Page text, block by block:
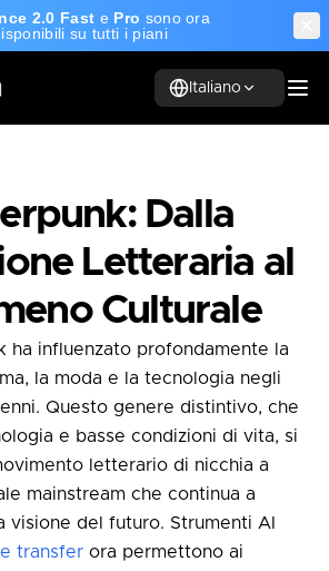
2.0 Fast e Pro sono ora
su tutti i piani
Italiano
Dalla
Letteraria al
Culturale
ha influenzato profondamente la
la moda e la tecnologia negli
Questo genere distintivo, che
e basse condizioni di vita, si
letterario di nicchia a
mainstream che continua a
visione del futuro. Strumenti AI
transfer ora permettono ai